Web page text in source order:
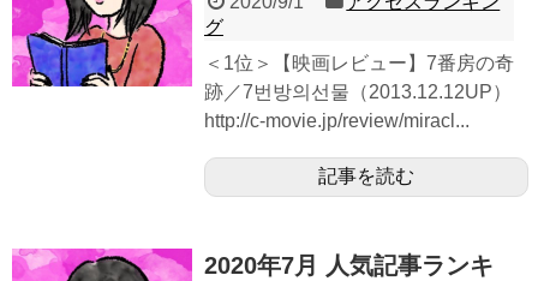
グ
＜1位＞【映画レビュー】7番房の奇
跡／7번방의선물（2013.12.12UP）
http://c-movie.jp/review/miracl...
記事を読む
2020年7月 人気記事ランキ